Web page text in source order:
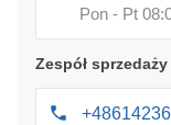
Pon - Pt
Zespół sprzedaży